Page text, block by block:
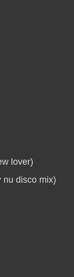
lover)
nu disco mix)